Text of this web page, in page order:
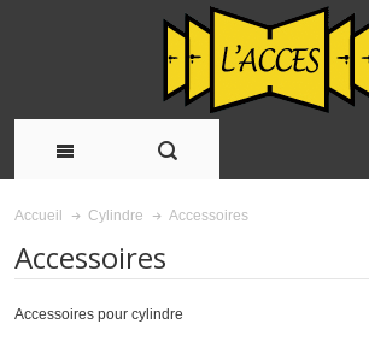
Accueil Cylindre Accessoires
Accessoires
Accessoires pour cylindre